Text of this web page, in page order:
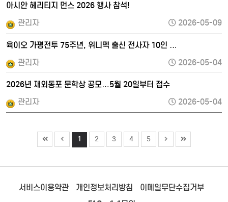
아시안 헤리티지 먼스 2026 행사 참석!
관리자
2026-05-09
육이오 가평전투 75주년, 위니펙 출신 전사자 10인 …
관리자
2026-05-04
2026년 재외동포 문학상 공모…5월 20일부터 접수
관리자
2026-05-04
1 2 3 4 5
서비스이용약관 개인정보처리방침
이메일무단수집거부